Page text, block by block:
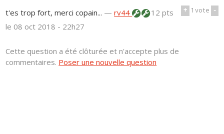
+ 1vote -
t'es trop fort, merci copain... —rv44
12 pts
le 08 oct 2018 - 22h27
Cette question a été clôturée et n'accepte plus de
commentaires. Poser une nouvelle question